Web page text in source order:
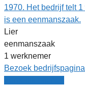
1970. Het bedrijf telt
is een eenmanszaak.
Lier
eenmanszaak
1 werknemer
Bezoek bedrijfspagina